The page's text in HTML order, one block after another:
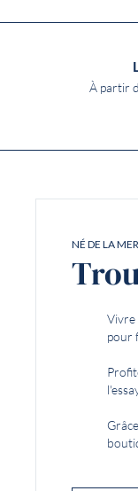
À partir
NÉ DE LA MER
Vivre
pour